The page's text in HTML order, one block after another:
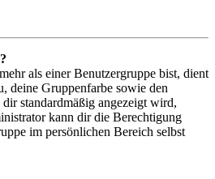
als einer Benutzergruppe bist, dient
deine Gruppenfarbe sowie den
standardmäßig angezeigt wird,
kann dir die Berechtigung
im persönlichen Bereich selbst